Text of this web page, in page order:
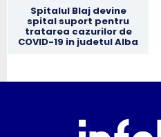
Spitalul Blaj devine
spital suport pentru
tratarea cazurilor de
COVID-19 in judetul Alba